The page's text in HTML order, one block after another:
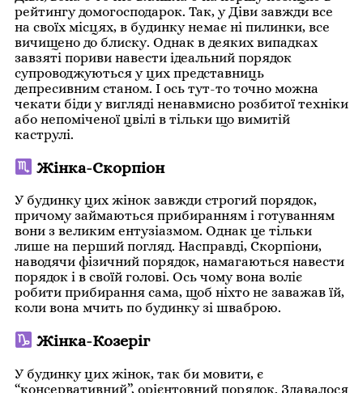
рейтингу домогосподарок. Так, у Діви завжди все
на своїх місцях, в будинку немає ні пилинки, все
вичищено до блиску. Однак в деяких випадках
завзяті пориви навести ідеальний порядок
супроводжуються у цих представниць
депресивним станом. І ось тут-то точно можна
чекати біди у вигляді ненавмисно розбитої техніки
або непоміченої цвілі в тільки що вимитій
каструлі.
Жінка-Скорпіон
У будинку цих жінок завжди строгий порядок,
причому займаються прибиранням і готуванням
вони з великим ентузіазмом. Однак це тільки
лише на перший погляд. Насправді, Скорпіони,
наводячи фізичний порядок, намагаються навести
порядок і в своїй голові. Ось чому вона воліє
робити прибирання сама, щоб ніхто не заважав їй,
коли вона мчить по будинку зі шваброю.
Жінка-Козеріг
У будинку цих жінок, так би мовити, є
“консервативний”, орієнтовний порядок. Здавалося